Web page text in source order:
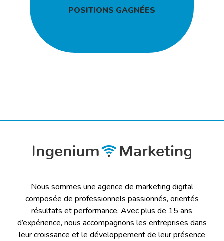
POSITIONS GAGNÉES
Nous sommes une agence de marketing digital
composée de professionnels passionnés, orientés
résultats et performance. Avec plus de 15 ans
d’expérience, nous accompagnons les entreprises dans
leur croissance et le développement de leur présence